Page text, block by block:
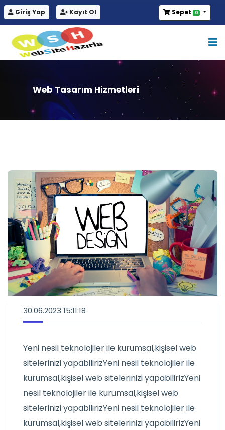
Giriş Yap Kayıt Ol Sepet 0
Web Tasarım Hizmetleri
30.06.2023 15:11:18
Yeni nesil teknolojiler ile kurumsal,kişisel web
sitelerinizi yapabilirizYeni nesil teknolojiler ile
kurumsal,kişisel web sitelerinizi yapabilirizYeni
nesil teknolojiler ile kurumsal,kişisel web
sitelerinizi yapabilirizYeni nesil teknolojiler ile
kurumsal,kişisel web sitelerinizi yapabilirizYeni